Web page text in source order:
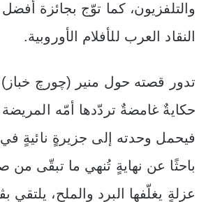
والتلفزيون، كما توّج بجائزة
النقاد العرب للأفلام الأوروبية.
تدور قصته حول منير (چورچ
حكايةٌ غامضةٌ تردّدها أمّه المريضة
فيحمل وحدته إلى جزيرةٍ نائيةٍ
باحثًا عن نهايةٍ تُنهي ما تبقّى من
عزلةٍ يغلّفها البرد والملح، يلتقي